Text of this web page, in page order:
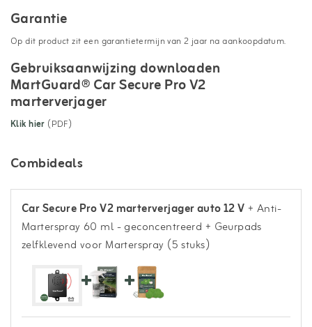
Garantie
Op dit product zit een garantietermijn van 2 jaar na aankoopdatum.
Gebruiksaanwijzing downloaden
MartGuard® Car Secure Pro V2
marterverjager
Klik hier (PDF)
Combideals
Car Secure Pro V2 marterverjager auto 12 V+ Anti-
Marterspray 60 ml - geconcentreerd + Geurpads
zelfklevend voor Marterspray (5 stuks)